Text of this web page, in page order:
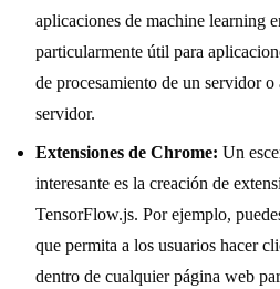
aplicaciones de machine learning
particularmente útil para
de procesamiento de un servidor o
servidor.
Extensiones de Chrome: Un
interesante es la creación de
TensorFlow.js. Por ejemplo,
que permita a los usuarios hacer
dentro de cualquier página web